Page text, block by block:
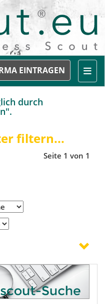
EINTRAGEN
durch
filtern...
Seite 1 von 1